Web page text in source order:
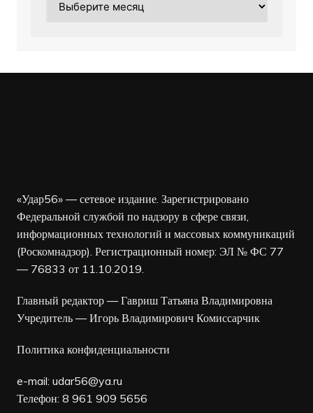
«Удар56» — сетевое издание. Зарегистрировано
Федеральной службой по надзору в сфере связи,
информационных технологий и массовых коммуникаций
(Роскомнадзор). Регистрационный номер: ЭЛ № ФС 77
— 76833 от 11.10.2019.
Главный редактор — Гавриш Татьяна Владимировна
Учредитель — Игорь Владимирович Комиссарчик
Политика конфиденциальности
e-mail: udar56@ya.ru
Телефон: 8 961 909 5656